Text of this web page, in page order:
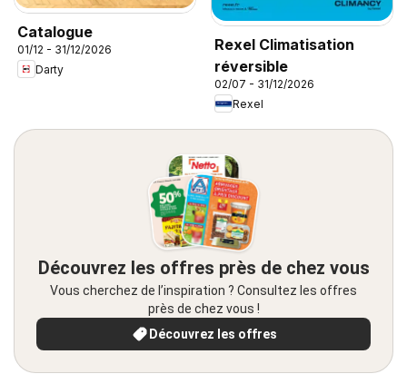
Catalogue
01/12 - 31/12/2026
Darty
Rexel Climatisation
réversible
02/07 - 31/12/2026
Rexel
Découvrez les offres près de chez vous
Vous cherchez de l’inspiration ? Consultez les offres
près de chez vous !
Découvrez les offres